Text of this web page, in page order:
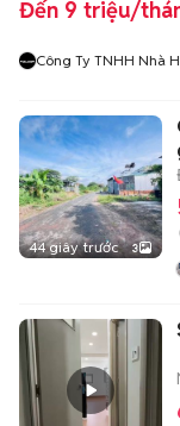
Đến 9 triệu/
Công Ty TNHH Nhà
44 giây trước 3